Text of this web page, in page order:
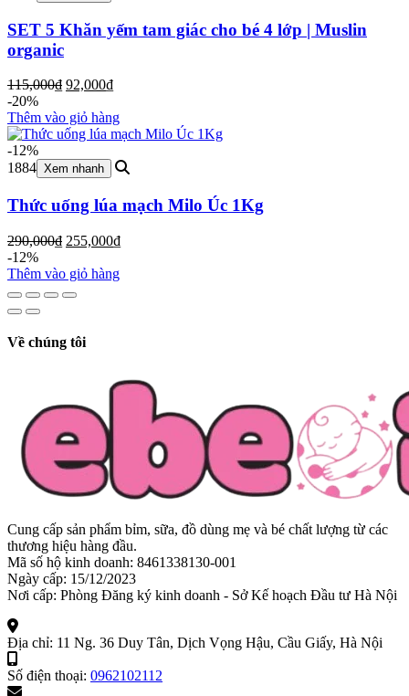
SET 5 Khăn yếm tam giác cho bé 4 lớp | Muslin
organic
115,000₫ Giá
là:
115,000₫.
92,000₫Giá
tại
là:
-20%
Thêm vào giỏ hàng
-12%
1884 Xem nhanh
Thức uống lúa mạch Milo Úc 1Kg
290,000₫ Giá
là:
290,000₫.
255,000₫Giá
-12%
Thêm vào giỏ hàng
Về chúng tôi
Cung cấp sản phẩm bỉm, sữa, đồ dùng mẹ và bé chất lượng từ các
thương hiệu hàng đầu.
Mã số hộ kinh doanh: 8461338130-001
Ngày cấp: 15/12/2023
Nơi cấp: Phòng Đăng ký kinh doanh - Sở Kế hoạch Đầu tư Hà Nội
Địa chỉ: 11 Ng. 36 Duy Tân, Dịch Vọng Hậu, Cầu Giấy, Hà Nội
Số điện thoại: 0962102112